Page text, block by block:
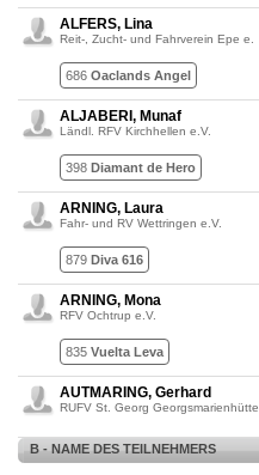
ALFERS, Lina
Reit-, Zucht- und Fahrverein Epe e.
686 Oaclands Angel
ALJABERI, Munaf
Ländl. RFV Kirchhellen e.V.
398 Diamant de Hero
ARNING, Laura
Fahr- und RV Wettringen e.V.
879 Diva 616
ARNING, Mona
RFV Ochtrup e.V.
835 Vuelta Leva
AUTMARING, Gerhard
RUFV St. Georg Georgsmarienhütte
B - NAME DES TEILNEHMERS